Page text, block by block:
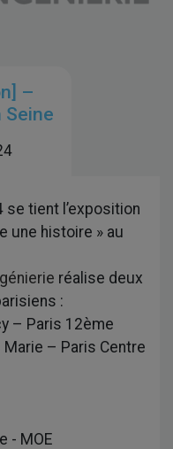
–
Seine
se tient l’exposition
une histoire » au
réalise deux
:
– Paris 12ème
– Paris Centre
- MOE